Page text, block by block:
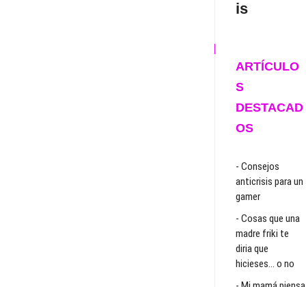
is
ARTÍCULO
S
DESTACAD
OS
- Consejos
anticrisis para un
gamer
- Cosas que una
madre friki te
diria que
hicieses… o no